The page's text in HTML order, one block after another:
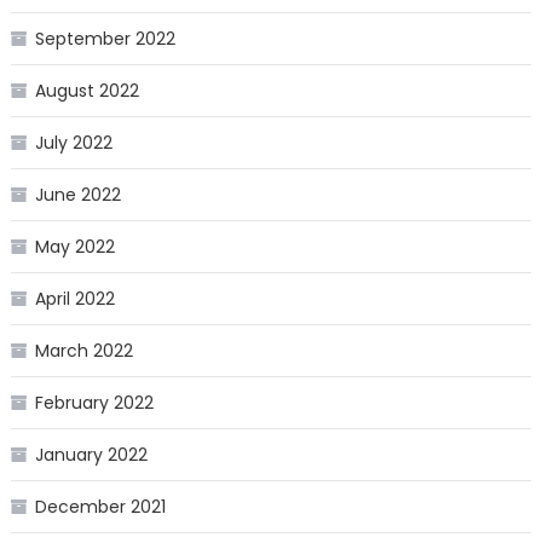
September 2022
August 2022
July 2022
June 2022
May 2022
April 2022
March 2022
February 2022
January 2022
December 2021